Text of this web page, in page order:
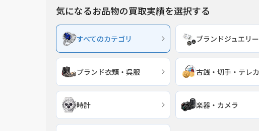
気になるお品物の買取実績を選択する
すべてのカテゴリ ブランドジュエリー
ブランド衣類・呉服 古銭・切手・テレカ
時計 楽器・カメラ